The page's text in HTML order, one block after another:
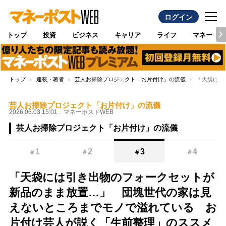
ログイン
トップ 投資 ビジネス キャリア ライフ マネー
トップ 連載・著者 芸人お掃除プロジェクト「お片付け」の流儀 「天袋に
芸人お掃除プロジェクト「お片付け」の流儀
2026.06.03 15:01 マネーポストWEB
芸人お掃除プロジェクト「お片付け」の流儀
＃ 1 ＃2 ＃3 ＃4
「天袋には引き出物のフォークセットが
新品のまま放置…」 団塊世代の家は見
えないところまでモノで溢れている お
片付け芸人が説く「生前整理」のススメ